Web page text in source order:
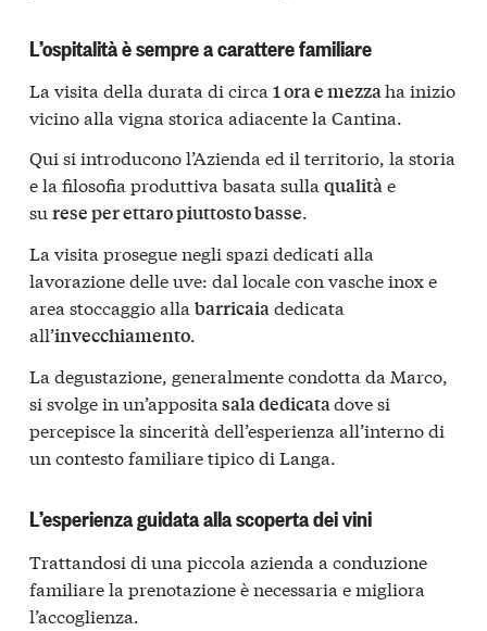
L’ospitalità è sempre a carattere familiare
La visita della durata di circa 1 ora e mezzaha inizio
vicino alla vigna storica adiacente la Cantina.
Qui si introducono l’Azienda ed il territorio, la storia
e la filosofia produttiva basata sulla qualitàe
su rese per ettaro piuttosto basse.
La visita prosegue negli spazi dedicati alla
lavorazione delle uve: dal locale con vasche inox e
area stoccaggio alla barricaiadedicata
all’invecchiamento.
La degustazione, generalmente condotta da Marco,
si svolge in un’apposita sala dedicatadove si
percepisce la sincerità dell’esperienza all’interno di
un contesto familiare tipico di Langa.
L’esperienza guidata alla scoperta dei vini
Trattandosi di una piccola azienda a conduzione
familiare la prenotazione è necessaria e migliora
l’accoglienza.